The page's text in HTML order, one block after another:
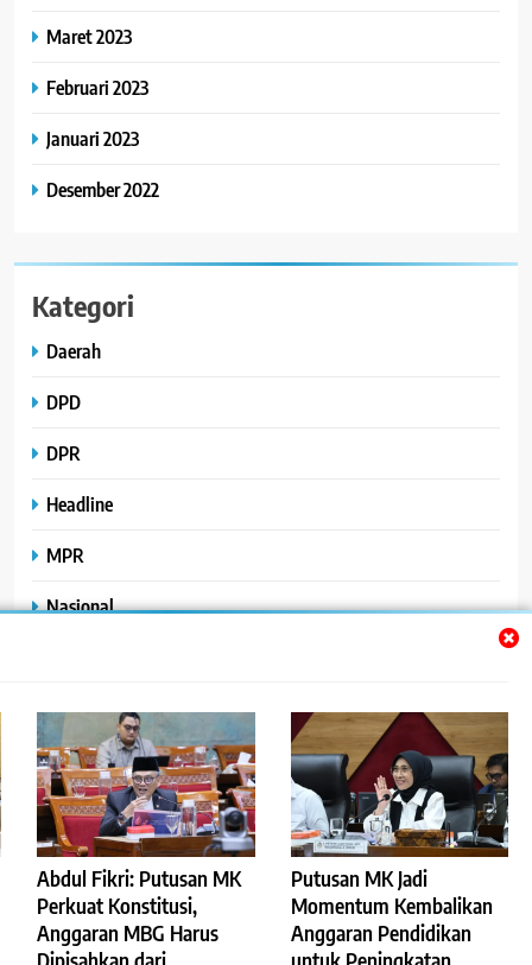
Abdul Fikri: Putusan MK
Perkuat Konstitusi,
Anggaran MBG Harus
Putusan MK Jadi
Momentum Kembalikan
Anggaran Pendidikan
Maret 2023
Februari 2023
Januari 2023
Desember 2022
Kategori
Daerah
DPD
DPR
Headline
MPR
Nasional
Polhukam
Uncategorized
©2023 ReportaseBisnis.
Redaksi
Pedoman Pemberitaan Media Siber